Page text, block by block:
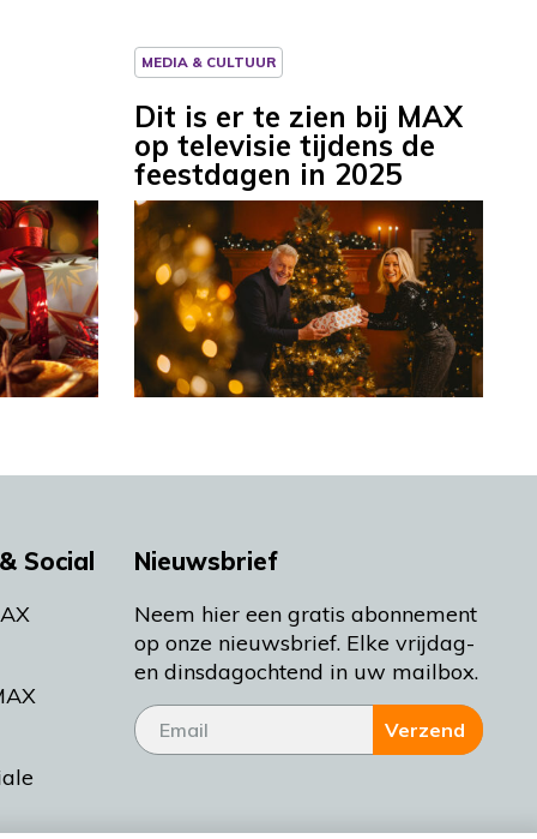
MEDIA & CULTUUR
Dit is er te zien bij MAX
op televisie tijdens de
feestdagen in 2025
Social Nieuwsbrief
Neem hier een gratis abonnement
op onze nieuwsbrief. Elke vrijdag-
en dinsdagochtend in uw mailbox.
Verzend